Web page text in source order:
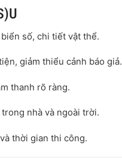
số, chi tiết vật thể.
giảm thiểu cảnh báo giả.
thanh rõ ràng.
nhà và ngoài trời.
thời gian thi công.